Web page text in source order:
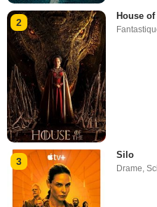
2
House
3
Silo
Drame,